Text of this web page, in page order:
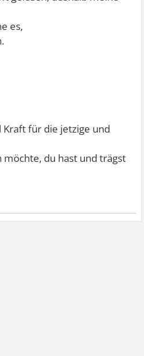
es,
Kraft für die jetzige und
möchte, du hast und trägst